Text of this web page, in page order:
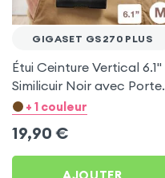
GIGASET GS270 PLUS
Étui Ceinture Vertical 6.1''
Similicuir Noir avec Porte
carte pour Gigaset GS270
+ 1 couleur
19,90 €